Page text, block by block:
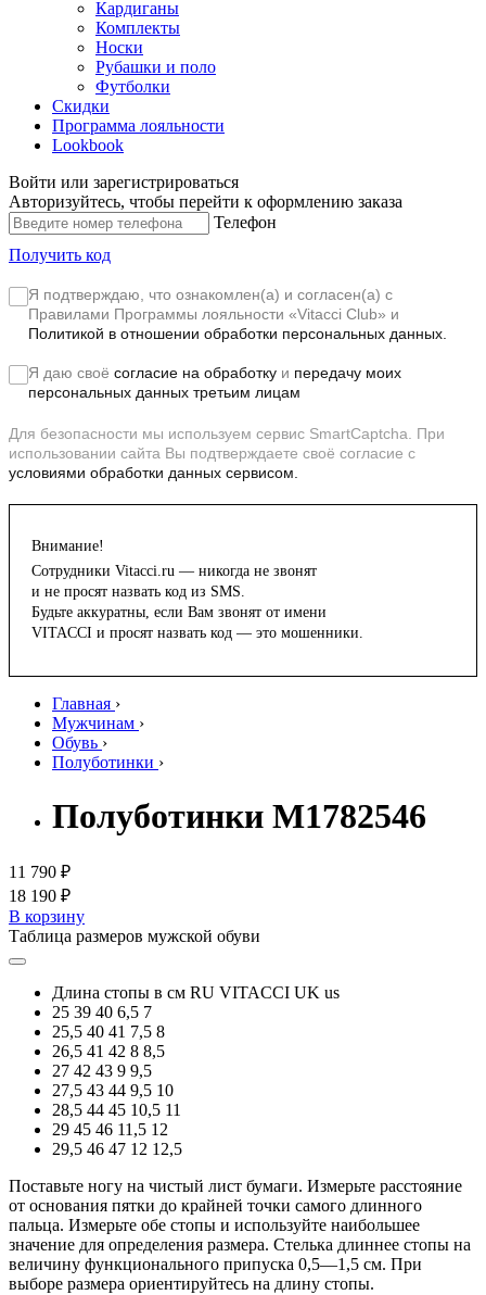
Кардиганы
Комплекты
Носки
Рубашки и поло
Футболки
Скидки
Программа лояльности
Lookbook
Войти или зарегистрироваться
Авторизуйтесь, чтобы перейти к оформлению заказа
Телефон
Получить код
Я подтверждаю, что ознакомлен(а) и согласен(а) с
Правилами Программы лояльности «Vitacci Club» и
Политикой в отношении обработки персональных данных.
Я даю своё согласие на обработку и передачу моих
персональных данных третьим лицам
Для безопасности мы используем сервис SmartCaptcha. При
использовании сайта Вы подтверждаете своё согласие с
условиями обработки данных сервисом.
Внимание!
Сотрудники Vitacci.ru — никогда не звонят
и не просят назвать код из SMS.
Будьте аккуратны, если Вам звонят от имени
VITACCI и просят назвать код — это мошенники.
Главная ›
Мужчинам ›
Обувь ›
Полуботинки ›
Полуботинки M1782546
11 790 ₽
18 190 ₽
В корзину
Таблица размеров мужской обуви
Длина стопы в см RU VITACCI UK us
25 39 40 6,5 7
25,5 40 41 7,5 8
26,5 41 42 8 8,5
27 42 43 9 9,5
27,5 43 44 9,5 10
28,5 44 45 10,5 11
29 45 46 11,5 12
29,5 46 47 12 12,5
Поставьте ногу на чистый лист бумаги. Измерьте расстояние
от основания пятки до крайней точки самого длинного
пальца. Измерьте обе стопы и используйте наибольшее
значение для определения размера. Стелька длиннее стопы на
величину функционального припуска 0,5—1,5 см. При
выборе размера ориентируйтесь на длину стопы.